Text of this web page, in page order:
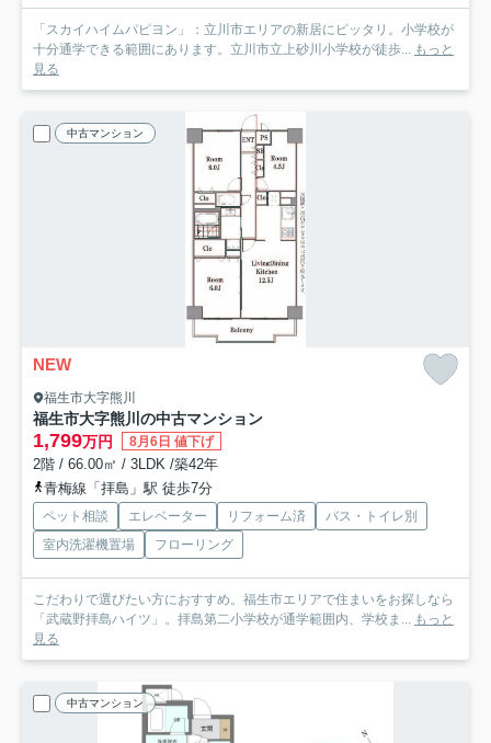
「スカイハイムパピヨン」：立川市エリアの新居にピッタリ。小学校が
十分通学できる範囲にあります。立川市立上砂川小学校が徒歩... もっと
見る
中古マンション
NEW
福生市大字熊川
福生市大字熊川の中古マンション
1,799万円 8月6日 値下げ
2階 / 66.00㎡ / 3LDK /築42年
青梅線「拝島」駅 徒歩7分
ペット相談 エレベーター リフォーム済
バス・トイレ別
室内洗濯機置場
フローリング
こだわりで選びたい方におすすめ。福生市エリアで住まいをお探しなら
「武蔵野拝島ハイツ」。拝島第二小学校が通学範囲内、学校ま... もっと
見る
中古マンション